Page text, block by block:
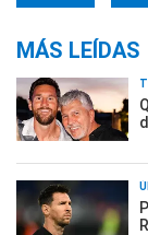
MÁS LEÍDAS